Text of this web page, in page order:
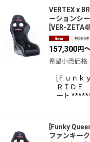
VERTEX x
ーションシ
VER-
157,300円
希望小売価格:
[Ｆｕｎｋ
ＲＩＤＥ
ート
[Funky
ファンキー